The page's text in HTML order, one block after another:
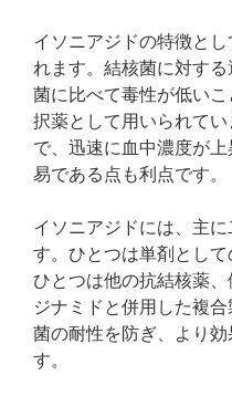
イソニアジドの特徴と
れます。結核菌に対す
菌に比べて毒性が低い
択薬として用いられて
で、迅速に血中濃度が
易である点も利点です。
イソニアジドには、主
す。ひとつは単剤とし
ひとつは他の抗結核薬
ジナミドと併用した複
菌の耐性を防ぎ、より
す。